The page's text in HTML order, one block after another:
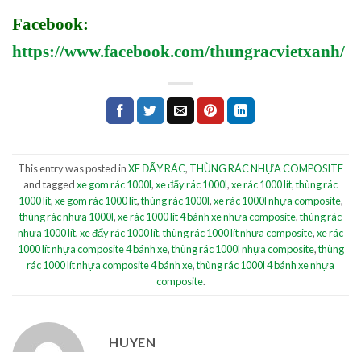
Facebook:
https://www.facebook.com/thungracvietxanh/
This entry was posted inXE ĐẨY RÁC, THÙNG RÁC NHỰA COMPOSITE
and taggedxe gom rác 1000l,xe đẩy rác 1000l,xe rác 1000 lít,thùng rác
1000 lít,xe gom rác 1000 lít,thùng rác 1000l,xe rác 1000l nhựa composite,
thùng rác nhựa 1000l,xe rác 1000 lít 4 bánh xe nhựa composite,thùng rác
nhựa 1000 lít,xe đẩy rác 1000 lít,thùng rác 1000 lít nhựa composite,xe rác
1000 lít nhựa composite 4 bánh xe,thùng rác 1000l nhựa composite,thùng
rác 1000 lít nhựa composite 4 bánh xe,thùng rác 1000l 4 bánh xe nhựa
composite.
HUYEN